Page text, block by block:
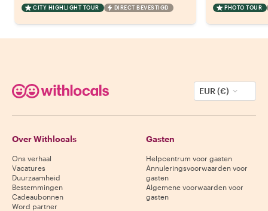
CITY HIGHLIGHT TOUR DIRECT BEVESTIGD PHOTO TOUR
EUR (€)
Over Withlocals
Ons verhaal
Vacatures
Duurzaamheid
Bestemmingen
Cadeaubonnen
Word partner
Gasten
Helpcentrum voor gasten
Annuleringsvoorwaarden voor
gasten
Algemene voorwaarden voor
gasten